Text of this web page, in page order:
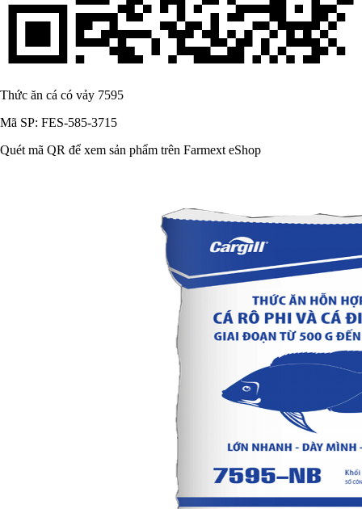
Thức ăn cá có vảy 7595
Mã SP: FES-585-3715
Quét mã QR để xem sản phẩm trên Farmext eShop